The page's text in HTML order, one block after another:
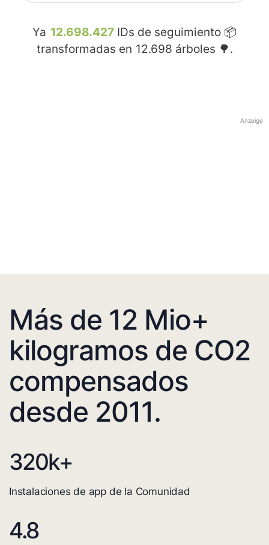
Ya 12.698.427 IDs de seguimiento 📦
transformadas en 12.698 árboles 🌳.
Anzeige
Más de 12 Mio+
kilogramos de CO2
compensados
desde 2011.
320k+
Instalaciones de app de la Comunidad
4.8